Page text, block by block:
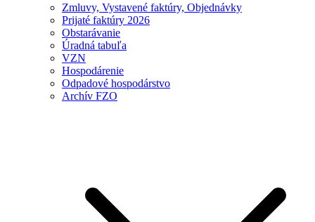
Zmluvy, Vystavené faktúry, Objednávky
Prijaté faktúry 2026
Obstarávanie
Úradná tabuľa
VZN
Hospodárenie
Odpadové hospodárstvo
Archív FZO